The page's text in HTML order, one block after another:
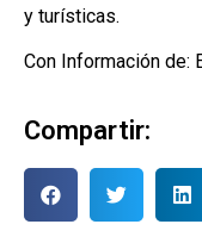
y turísticas.
Con Información de:
Compartir: